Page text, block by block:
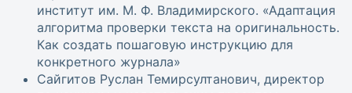
институт им. М. Ф. Владимирского. «Адаптация
алгоритма проверки текста на оригинальность.
Как создать пошаговую инструкцию для
конкретного журнала»
Сайгитов Руслан Темирсултанович, директор